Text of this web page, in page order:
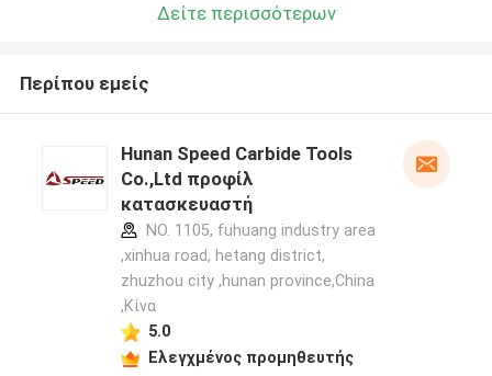
Δείτε περισσότερων
Περίπου εμείς
Hunan Speed Carbide Tools
Co.,Ltd προφίλ
κατασκευαστή
NO. 1105, fuhuang industry area
,xinhua road, hetang district,
zhuzhou city ,hunan province,China
,Κίνα
5.0
Ελεγχμένος προμηθευτής